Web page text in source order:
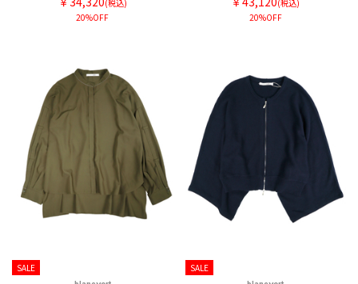
(税込)
20%OFF
(税込)
20%OFF
SALE SALE